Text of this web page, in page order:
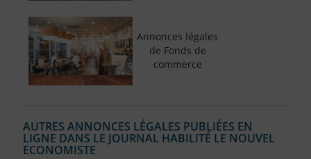
Annonces légales
de Fonds de
commerce
AUTRES ANNONCES LÉGALES PUBLIÉES EN
LIGNE DANS LE JOURNAL HABILITÉ LE NOUVEL
ECONOMISTE